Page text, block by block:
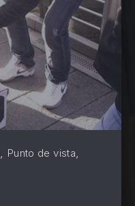
, Punto de vista,